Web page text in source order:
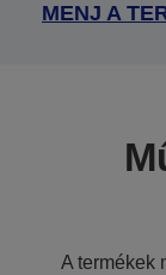
MENJ A
A termékek